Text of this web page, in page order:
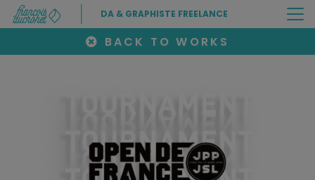
DA & GRAPHISTE FREELANCE
BACK TO WORKS